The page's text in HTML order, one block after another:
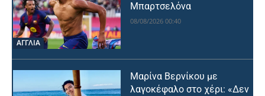
ΑΓΓΛΙΑ
Μπαρτσελόνα
08/08/2026 00:40
Μαρίνα Βερνίκου με
λαγοκέφαλο στο χέρι: «Δεν